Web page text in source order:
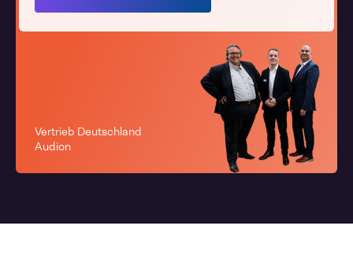
Vertrieb Deutschland
Audion